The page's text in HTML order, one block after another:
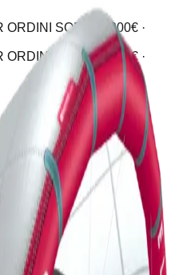
SOPRA I 200€ ·
SOPRA I 200€ ·